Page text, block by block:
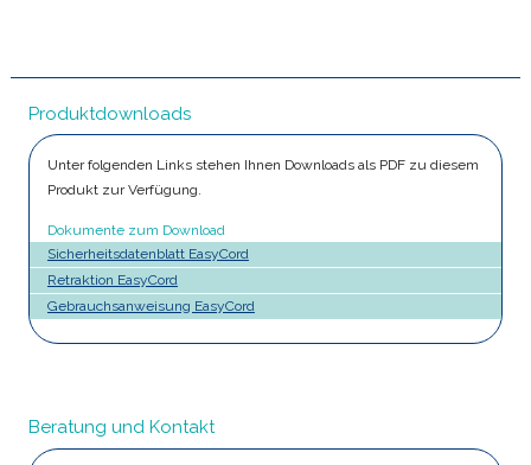
Produktdownloads
Unter folgenden Links stehen Ihnen Downloads als PDF zu diesem
Produkt zur Verfügung.
Dokumente zum Download
Sicherheitsdatenblatt EasyCord
Retraktion EasyCord
Gebrauchsanweisung EasyCord
Beratung und Kontakt